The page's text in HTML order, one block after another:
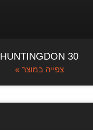
HUNTINGDON 30
צפייה במוצר »